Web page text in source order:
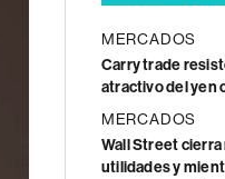
MERCADOS
Carry trade
atractivo del yen
MERCADOS
Wall Street
utilidades y